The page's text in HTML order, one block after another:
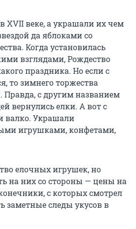
XVII веке, а украшали их чем
да яблоками со
Когда установилась
взглядами, Рождество
праздника. Но если с
то зимнего торжества
Правда, с другим названием
вернулись елки. А вот с
валко. Украшали
игрушками, конфетами,
елочных игрушек, но
на них со стороны — цены на
с которых смотрел
заметные следы укусов в